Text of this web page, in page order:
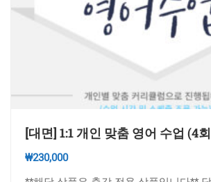
[대면] 1:1 개인 맞춤 영어 수업 (4
₩230,000